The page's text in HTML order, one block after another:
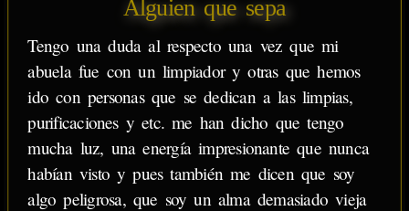
Alguien que sepa
Tengo una duda al respecto una vez que mi
abuela fue con un limpiador y otras que hemos
ido con personas que se dedican a las limpias,
purificaciones y etc. me han dicho que tengo
mucha luz, una energía impresionante que nunca
habían visto y pues también me dicen que soy
algo peligrosa, que soy un alma demasiado vieja